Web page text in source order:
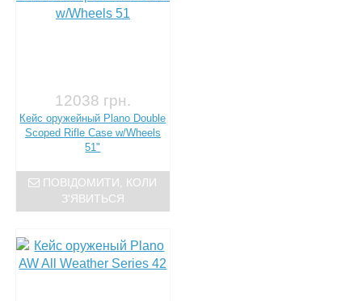
12038 грн.
Кейс оружейный Plano Double
Scoped Rifle Case w/Wheels
51"
ПОВІДОМИТИ, КОЛИ
З'ЯВИТЬСЯ